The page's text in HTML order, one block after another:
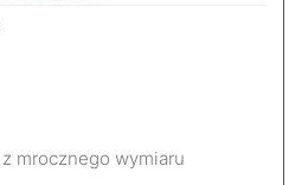
mrocznego wymiaru